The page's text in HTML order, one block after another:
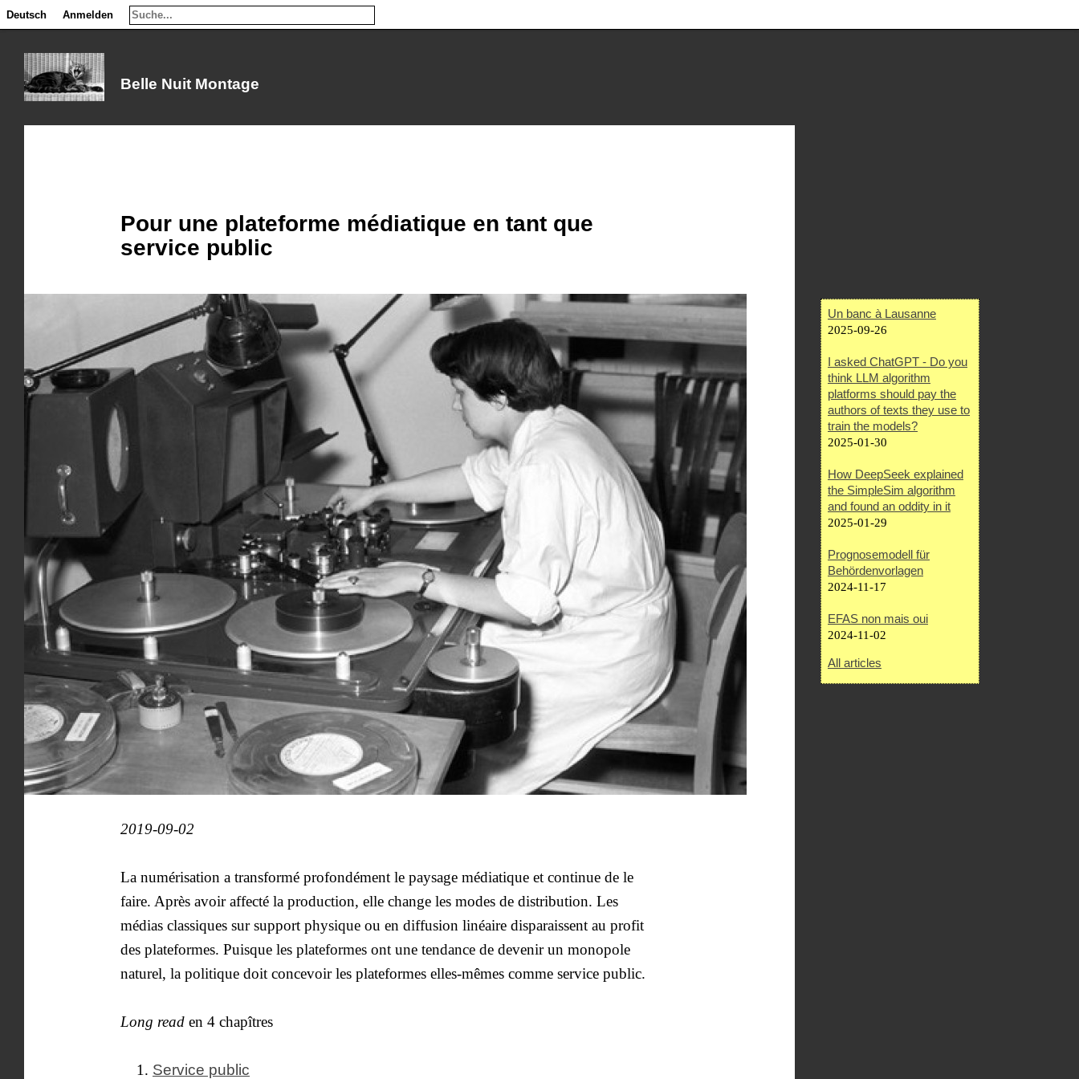
Belle Nuit Montage
Pour une plateforme médiatique en tant que
service public
Un banc à Lausanne
2025-09-26
I asked ChatGPT - Do you
think LLM algorithm
platforms should pay the
authors of texts they use to
train the models?
2025-01-30
How DeepSeek explained
the SimpleSim algorithm
and found an oddity in it
2025-01-29
Prognosemodell für
Behördenvorlagen
2024-11-17
EFAS non mais oui
2024-11-02
All articles
2019-09-02
La numérisation a transformé profondément le paysage médiatique et continue de le
faire. Après avoir affecté la production, elle change les modes de distribution. Les
médias classiques sur support physique ou en diffusion linéaire disparaissent au profit
des plateformes. Puisque les plateformes ont une tendance de devenir un monopole
naturel, la politique doit concevoir les plateformes elles-mêmes comme service public.
Long read en 4 chapîtres
Service public
Deutsch Anmelden
Deutsch Anmelden